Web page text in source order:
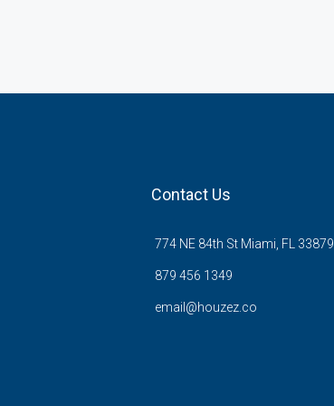
Contact Us
774 NE 84th St Miami, FL 33879
879 456 1349
email@houzez.co